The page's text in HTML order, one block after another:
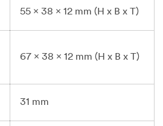
55 x 38 x 12 mm (H x B x T)
67 x 38 x 12 mm (H x B x T)
31 mm